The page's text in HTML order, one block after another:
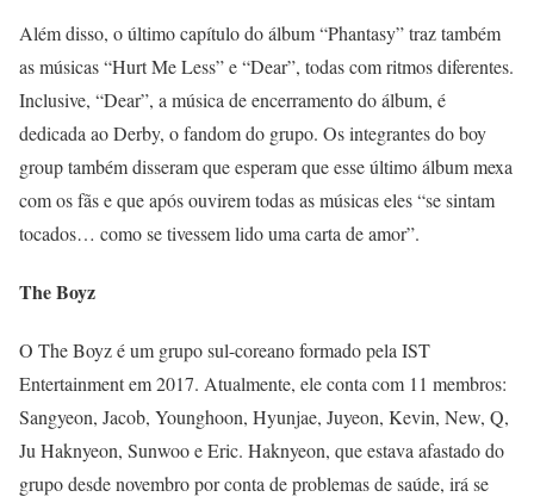
Além disso, o último capítulo do álbum “Phantasy” traz também
as músicas “Hurt Me Less” e “Dear”, todas com ritmos diferentes.
Inclusive, “Dear”, a música de encerramento do álbum, é
dedicada ao Derby, o fandom do grupo. Os integrantes do boy
group também disseram que esperam que esse último álbum mexa
com os fãs e que após ouvirem todas as músicas eles “se sintam
tocados… como se tivessem lido uma carta de amor”.
The Boyz
O The Boyz é um grupo sul-coreano formado pela IST
Entertainment em 2017. Atualmente, ele conta com 11 membros:
Sangyeon, Jacob, Younghoon, Hyunjae, Juyeon, Kevin, New, Q,
Ju Haknyeon, Sunwoo e Eric. Haknyeon, que estava afastado do
grupo desde novembro por conta de problemas de saúde, irá se